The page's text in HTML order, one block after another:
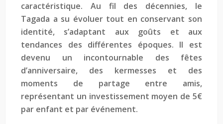
caractéristique. Au fil des décennies, le
Tagada a su évoluer tout en conservant son
identité, s’adaptant aux goûts et aux
tendances des différentes époques. Il est
devenu un incontournable des fêtes
d’anniversaire, des kermesses et des
moments de partage entre amis,
représentant un investissement moyen de 5€
par enfant et par événement.